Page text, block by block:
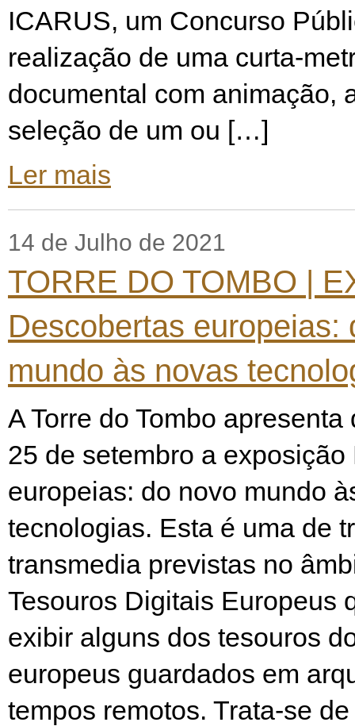
ICARUS, um Concurso
realização de uma curta-
documental com animação,
seleção de um ou […]
Ler mais
14 de Julho de 2021
TORRE DO TOMBO |
Descobertas europeias:
mundo às novas
A Torre do Tombo
25 de setembro a exposição
europeias: do novo mundo
tecnologias. Esta é uma de
transmedia previstas no
Tesouros Digitais Europeus
exibir alguns dos tesouros
europeus guardados em
tempos remotos. Trata-se